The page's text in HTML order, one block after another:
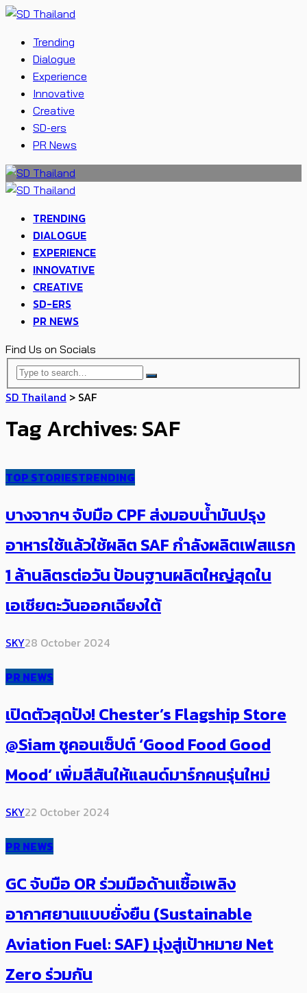
Trending
Dialogue
Experience
Innovative
Creative
SD-ers
PR News
TRENDING
DIALOGUE
EXPERIENCE
INNOVATIVE
CREATIVE
SD-ERS
PR NEWS
Find Us on Socials
SD Thailand > SAF
Tag Archives: SAF
TOP STORIESTRENDING
บางจากฯ จับมือ CPF ส่งมอบน้ำมันปรุง
อาหารใช้แล้วใช้ผลิต SAF กำลังผลิตเฟสแรก
1 ล้านลิตรต่อวัน ป้อนฐานผลิตใหญ่สุดใน
เอเชียตะวันออกเฉียงใต้
SKY28 October 2024
PR NEWS
เปิดตัวสุดปัง! Chester’s Flagship Store
@Siam ชูคอนเซ็ปต์ ‘Good Food Good
Mood’ เพิ่มสีสันให้แลนด์มาร์กคนรุ่นใหม่
SKY22 October 2024
PR NEWS
GC จับมือ OR ร่วมมือด้านเชื้อเพลิง
อากาศยานแบบยั่งยืน (Sustainable
Aviation Fuel: SAF) มุ่งสู่เป้าหมาย Net
Zero ร่วมกัน